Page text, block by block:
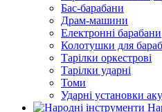
Бас-барабани
Драм-машини
Електронні барабани
Колотушки для
Тарілки оркестрові
Тарілки ударні
Томи
Ударні установки